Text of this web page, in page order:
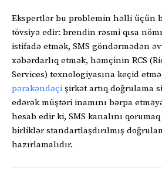
Ekspertlər bu problemin həlli üçün
tövsiyə edir: brendin rəsmi qısa
istifadə etmək, SMS göndərmədən
xəbərdarlıq etmək, həmçinin RCS
Services) texnologiyasına keçid
pərakəndəçi şirkət artıq doğrulama
edərək müştəri inamını bərpa
hesab edir ki, SMS kanalını
birliklər standartlaşdırılmış
hazırlamalıdır.